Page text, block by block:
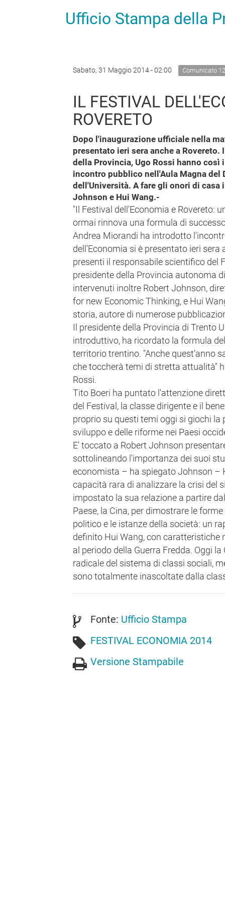
Ufficio Stampa della
Sabato, 31 Maggio 2014 - 02:00 Comunicato
IL FESTIVAL
ROVERETO
Dopo l'inaugurazione ufficiale nella
presentato ieri sera anche a
della Provincia, Ugo Rossi hanno
incontro pubblico nell'Aula Magna
dell'Università. A fare gli onori di
Johnson e Hui Wang.-
"Il Festival dell'Economia e Rovereto:
ormai rinnova una formula di
Andrea Miorandi ha introdotto
dell'Economia si è presentato ieri sera
presenti il responsabile scientifico del
presidente della Provincia autonoma
intervenuti inoltre Robert Johnson,
for new Economic Thinking, e Hui
storia, autore di numerose
Il presidente della Provincia di Trento
introduttivo, ha ricordato la formula
territorio trentino. "Anche quest'anno
che toccherà temi di stretta attualità"
Rossi.
Tito Boeri ha puntato l'attenzione
del Festival, la classe dirigente e il
proprio su questi temi oggi si giochi
sviluppo e delle riforme nei Paesi
E' toccato a Robert Johnson
sottolineando l'importanza dei suoi
economista – ha spiegato Johnson –
capacità rara di analizzare la crisi del
impostato la sua relazione a partire
Paese, la Cina, per dimostrare le
politico e le istanze della società: un
definito Hui Wang, con caratteristiche
al periodo della Guerra Fredda. Oggi
radicale del sistema di classi sociali,
sono totalmente inascoltate dalla
Fonte: Ufficio Stampa
FESTIVAL ECONOMIA 2014
Versione Stampabile